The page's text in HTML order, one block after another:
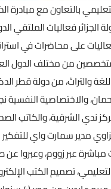
بالتعاون مع
الجزائر فعاليات
على محاضرات في
من مختلف الدول
والتراث، من دولة قطر
والاختصاصية
ندي الشرقية، والكاتب
مدير سمارت واي للتفكير
عبر زووم، وعبروا عن
تصميم الكتب